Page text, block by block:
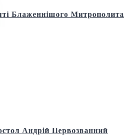
Блаженнішого Митрополита
Андрій Первозванний